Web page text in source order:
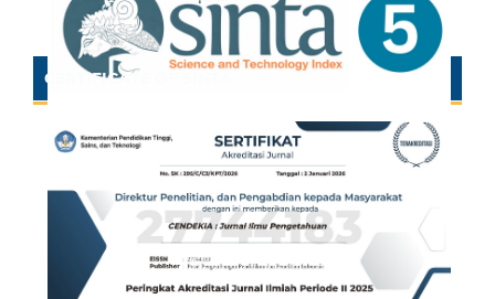
CERTIFICATE OF SINTA